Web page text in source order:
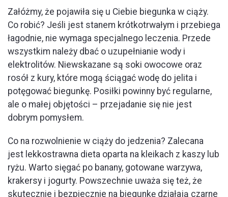
Załóżmy, że pojawiła się u Ciebie biegunka w ciąży.
Co robić? Jeśli jest stanem krótkotrwałym i przebiega
łagodnie, nie wymaga specjalnego leczenia. Przede
wszystkim należy dbać o uzupełnianie wody i
elektrolitów. Niewskazane są soki owocowe oraz
rosół z kury, które mogą ściągać wodę do jelita i
potęgować biegunkę. Posiłki powinny być regularne,
ale o małej objętości – przejadanie się nie jest
dobrym pomysłem.
Co na rozwolnienie w ciąży do jedzenia? Zalecana
jest lekkostrawna dieta oparta na kleikach z kaszy lub
ryżu. Warto sięgać po banany, gotowane warzywa,
krakersy i jogurty. Powszechnie uważa się też, że
skutecznie i bezpiecznie na biegunkę działają czarne